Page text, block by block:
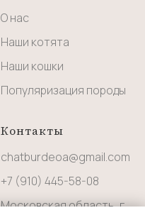
О нас
Наши котята
Наши кошки
Популяризация породы
Контакты
chatburdeoa@gmail.com
+7 (910) 445-58-08
Московская область, г.